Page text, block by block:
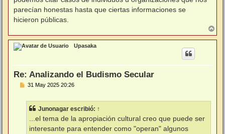
parecían honestas hasta que ciertas informaciones se
hicieron públicas.
r
r
Upasaka
Re: Analizando el Budismo Secular
M
31 May 2025 20:26
Junonagar escribió: ↑
...el tema de la apropiación cultural creo que puede ser
interesante para entender como "operan" algunos